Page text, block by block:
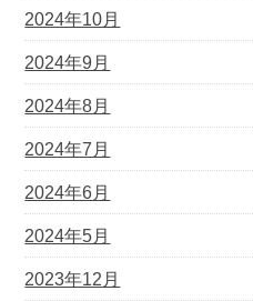
2024年10月
2024年9月
2024年8月
2024年7月
2024年6月
2024年5月
2023年12月